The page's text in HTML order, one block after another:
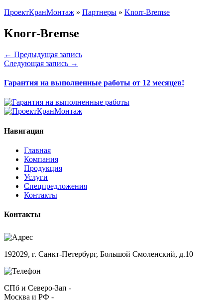
ПроектКранМонтаж » Партнеры » Knorr-Bremse
Knorr-Bremse
← Предыдущая запись
Следующая запись →
Гарантия на выполненные работы от 12 месяцев!
Навигация
Главная
Компания
Продукция
Услуги
Спецпредложения
Контакты
Контакты
192029, г. Санкт-Петербург, Большой Смоленский, д.10
СПб и Северо-Зап -
Москва и РФ -